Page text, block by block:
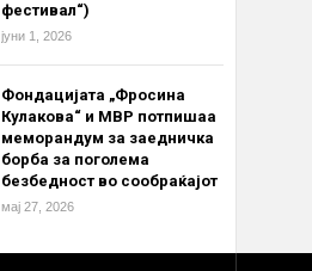
фестивал“)
јуни 1, 2026
Фондацијата „Фросина
Кулакова“ и МВР потпишаа
меморандум за заедничка
борба за поголема
безбедност во сообраќајот
мај 27, 2026